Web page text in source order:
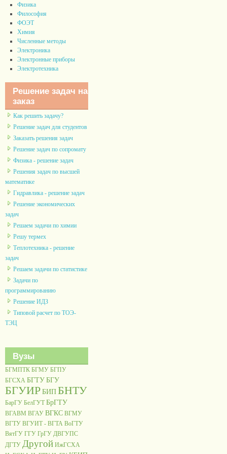
Физика
Философия
ФОЭТ
Химия
Численные методы
Электроника
Электронные приборы
Электротехника
Решение задач на
заказ
Как решить задачу?
Решение задач для студентов
Заказать решения задач
Решение задач по сопромату
Физика - решение задач
Решения задач по высшей
математике
Гидравлика - решение задач
Решение экономических
задач
Решаем задачи по химии
Решу термех
Теплотехника - решение
задач
Решаем задачи по статистике
Задачи по
программированию
Решение ИДЗ
Типовой расчет по ТОЭ-
ТЭЦ
Вузы
БГМПТК БГМУ БГПУ
БГСХА БГТУБГУ
БГУИРБИПБНТУ
БарГУ БелГУТ БрГТУ
ВГАВМ ВГАУ ВГКС ВГМУ
ВГТУ ВГУИТ - ВГТА ВоГТУ
ВятГУ ГГУ ГрГУ ДВГУПС
ДГТУ Другой ИжГСХА